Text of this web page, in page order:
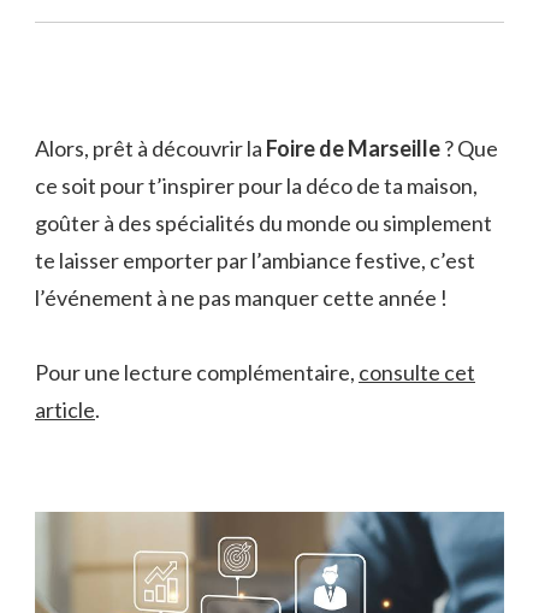
Alors, prêt à découvrir la Foire de Marseille? Que
ce soit pour t’inspirer pour la déco de ta maison,
goûter à des spécialités du monde ou simplement
te laisser emporter par l’ambiance festive, c’est
l’événement à ne pas manquer cette année !
Pour une lecture complémentaire, consulte cet
article.